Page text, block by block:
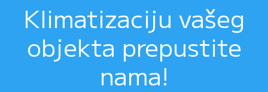
Klimatizaciju vašeg
objekta prepustite
nama!